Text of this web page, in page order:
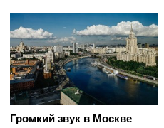
Громкий звук в Москве